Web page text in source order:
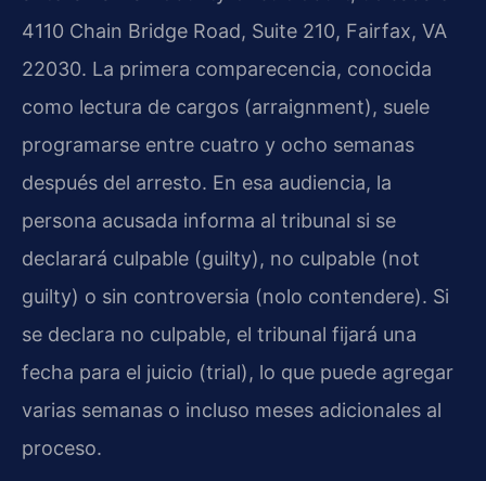
4110 Chain Bridge Road, Suite 210, Fairfax, VA
22030. La primera comparecencia, conocida
como lectura de cargos (arraignment), suele
programarse entre cuatro y ocho semanas
después del arresto. En esa audiencia, la
persona acusada informa al tribunal si se
declarará culpable (guilty), no culpable (not
guilty) o sin controversia (nolo contendere). Si
se declara no culpable, el tribunal fijará una
fecha para el juicio (trial), lo que puede agregar
varias semanas o incluso meses adicionales al
proceso.